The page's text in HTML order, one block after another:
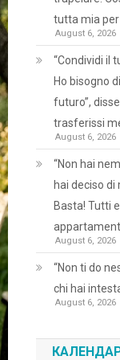
tutta mia
August 6, 2026
“Condividi il
Ho bisogno
futuro”,
trasferissi
August 6, 2026
“Non hai
hai deciso
Basta! Tutti
August 6, 2026
“Non ti do
chi hai
August 6, 2026